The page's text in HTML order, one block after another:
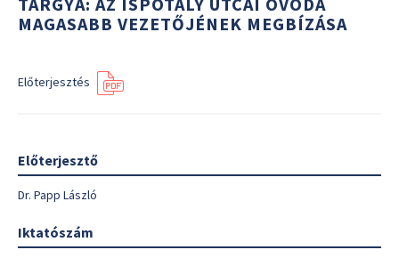
MAGASABB VEZETŐJÉNEK MEGBÍZÁSA
Előterjesztés
Előterjesztő
Dr. Papp László
Iktatószám